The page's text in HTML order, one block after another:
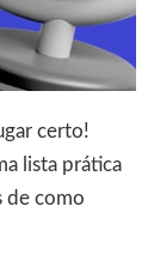
certo!
lista prática
de como